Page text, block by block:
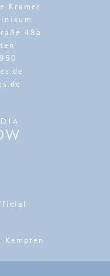
Kramer
48a
Kempten